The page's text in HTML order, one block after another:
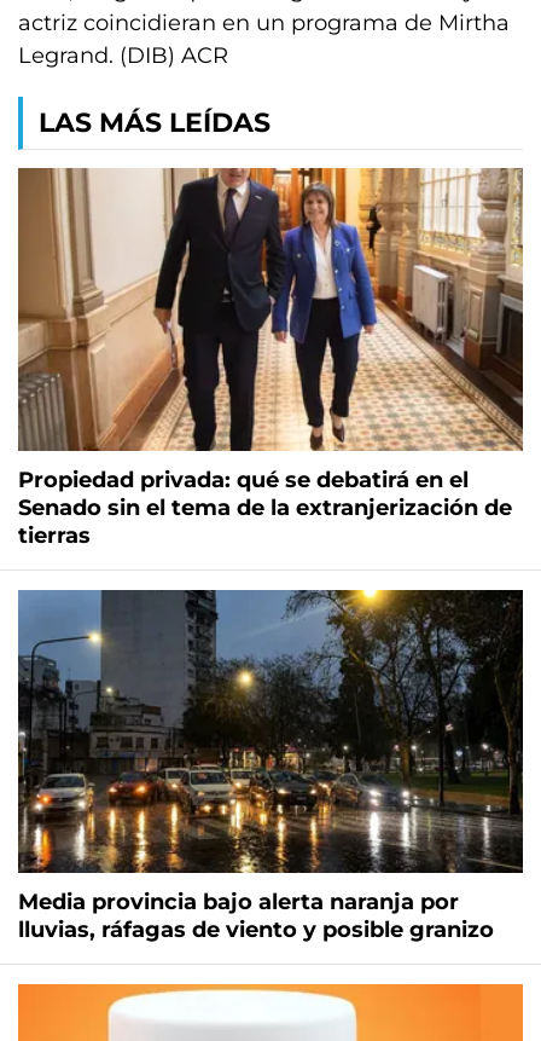
actriz coincidieran en un programa de Mirtha
Legrand. (DIB) ACR
LAS MÁS LEÍDAS
Propiedad privada: qué se debatirá en el
Senado sin el tema de la extranjerización de
tierras
Media provincia bajo alerta naranja por
lluvias, ráfagas de viento y posible granizo